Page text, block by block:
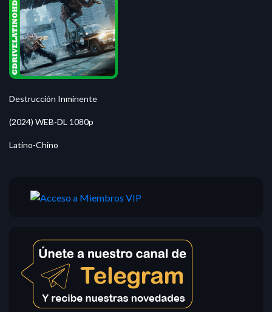
Destrucción Inminente
(2024) WEB-DL 1080p
Latino-Chino